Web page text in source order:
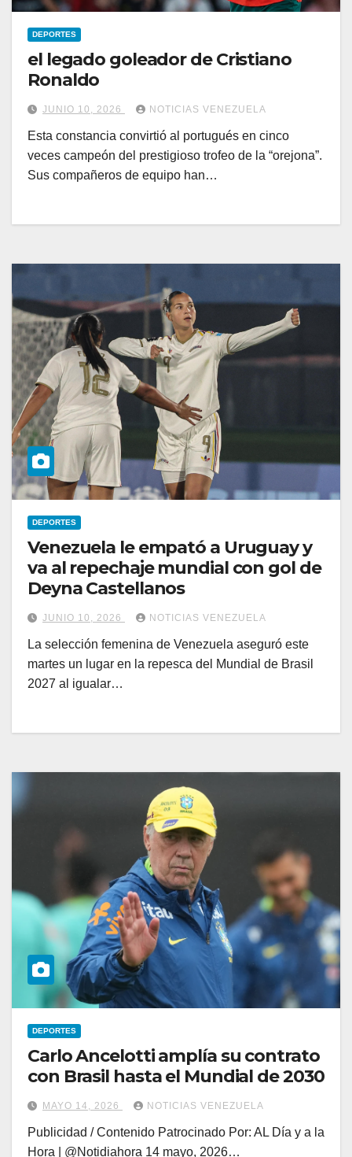
DEPORTES
el legado goleador de Cristiano
Ronaldo
JUNIO 10, 2026 NOTICIAS VENEZUELA
Esta constancia convirtió al portugués en cinco
veces campeón del prestigioso trofeo de la “orejona”.
Sus compañeros de equipo han…
DEPORTES
Venezuela le empató a Uruguay y
va al repechaje mundial con gol de
Deyna Castellanos
JUNIO 10, 2026 NOTICIAS VENEZUELA
La selección femenina de Venezuela aseguró este
martes un lugar en la repesca del Mundial de Brasil
2027 al igualar…
DEPORTES
Carlo Ancelotti amplía su contrato
con Brasil hasta el Mundial de 2030
MAYO 14, 2026 NOTICIAS VENEZUELA
Publicidad / Contenido Patrocinado Por: AL Día y a la
Hora | @Notidiahora 14 mayo, 2026…